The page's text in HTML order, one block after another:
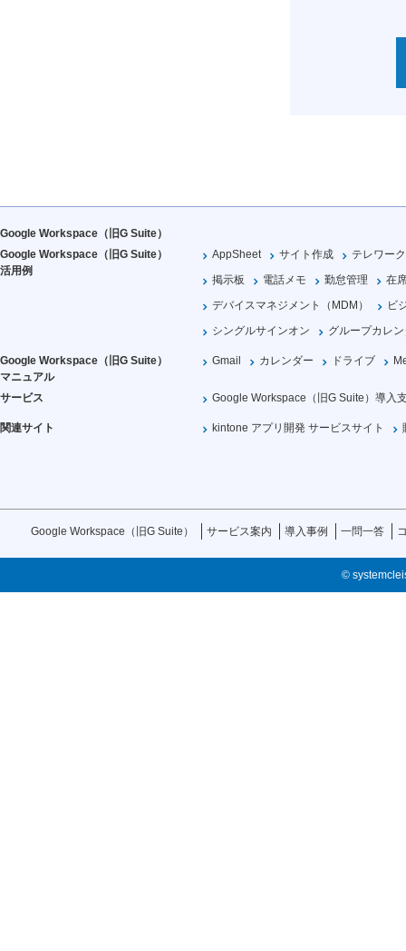
Google Workspace（旧G Suite）
Google Workspace（旧G Suite）
活用例
AppSheet サイト作成
テレワーク
掲示板
電話メモ 勤怠管理
在
デバイスマネジメント（MDM）
ビ
シングルサインオン
グループカレ
Google Workspace（旧G Suite）
マニュアル
Gmail カレンダー ドライブ
サービス Google Workspace（旧G Suite）導入
関連サイト kintone アプリ開発 サービスサイト
Google Workspace（旧G Suite） サービス案内 導入事例 一問一答
©